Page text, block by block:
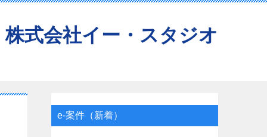
株式会社イー・スタジオ
e-案件（新着）